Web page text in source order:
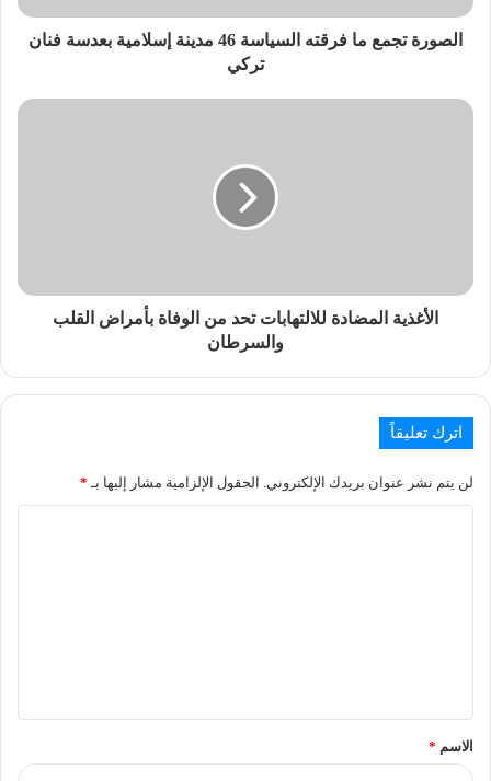
الصورة تجمع ما فرقته السياسة 46 مدينة إسلامية بعدسة فنان
تركي
الأغذية المضادة للالتهابات تحد من الوفاة بأمراض القلب
والسرطان
اترك تعليقاً
لن يتم نشر عنوان بريدك الإلكتروني. الحقول الإلزامية مشار إليها بـ *
الاسم *